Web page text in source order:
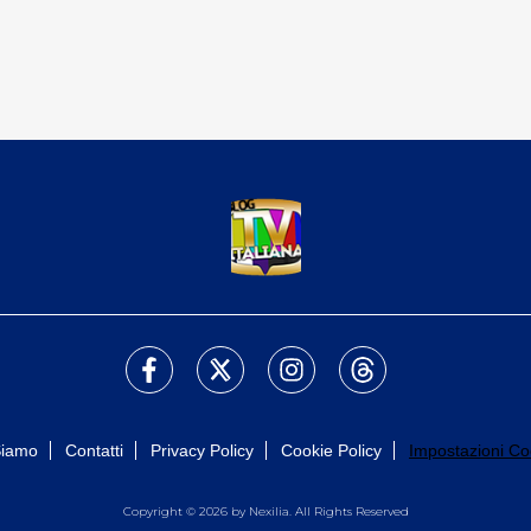
Contatti Privacy Policy Cookie Policy Impostazioni
Copyright © 2026 by Nexilia. All Rights Reserved